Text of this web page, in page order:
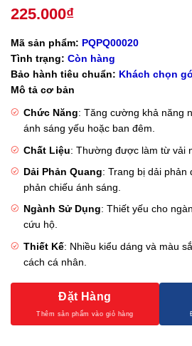
225.000₫
Mã sản phẩm: PQPQ00020
Tình trạng: Còn hàng
Bảo hành tiêu chuẩn: Khách chọn
Mô tả cơ bản
Chức Năng: Tăng cường khả năng
ánh sáng yếu hoặc ban đêm.
Chất Liệu: Thường được làm từ vải
Dải Phản Quang: Trang bị dải phản
phản chiếu ánh sáng.
Ngành Sử Dụng: Thiết yếu cho
cứu hộ.
Thiết Kế: Nhiều kiểu dáng và màu
cách cá nhân.
Đặt Hàng